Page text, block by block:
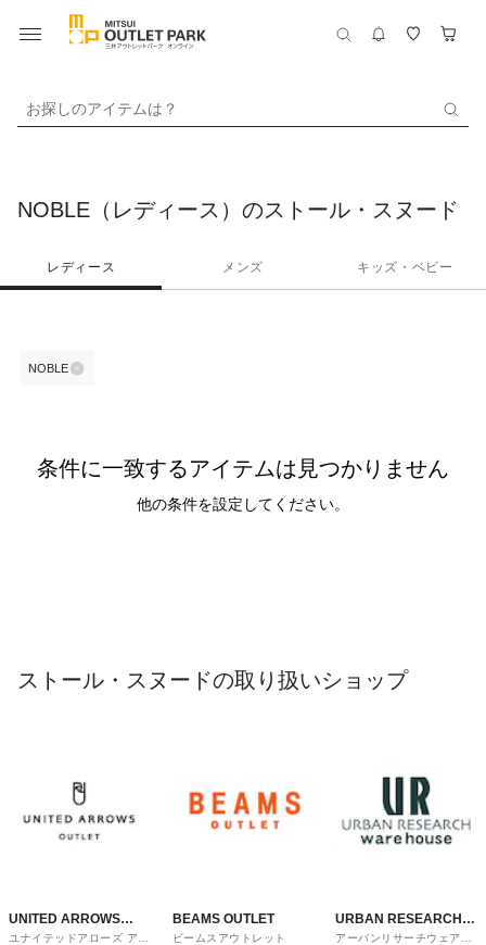
お探しのアイテムは？
NOBLE（レディース）のストール・スヌード
レディース メンズ キッズ・ベビー
NOBLE
条件に一致するアイテムは見つかりません
他の条件を設定してください。
ストール・スヌードの取り扱いショップ
UNITED ARROWS
OUTLET
ユナイテッドアローズ アウ
BEAMS OUTLET
ビームスアウトレット
URBAN RESEARCH
ware house
アーバンリサーチウェアハ